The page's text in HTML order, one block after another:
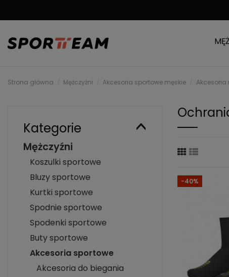
Strona główna Mężczyźni Akcesoria sportowe męskie Akcesoria
-40%
Kategorie
Mężczyźni
Koszulki sportowe
Bluzy sportowe
Kurtki sportowe
Spodnie sportowe
Spodenki sportowe
Buty sportowe
Akcesoria sportowe
Akcesoria do biegania